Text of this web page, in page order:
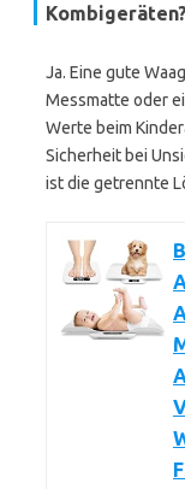
Kombigeräten?
Ja. Eine gute
Messmatte oder
Werte beim
Sicherheit bei
ist die getrennte